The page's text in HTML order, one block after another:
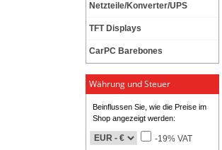
Netzteile/Konverter/UPS
TFT Displays
CarPC Barebones
Währung und Steuer
Beinflussen Sie, wie die Preise im
Shop angezeigt werden:
-19% VAT